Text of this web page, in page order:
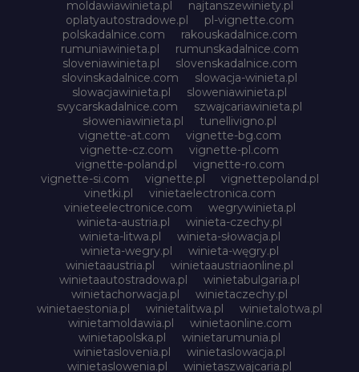
moldawiawinieta.pl
najtanszewiniety.pl
oplatyautostradowe.pl
pl-vignette.com
polskadalnice.com
rakouskadalnice.com
rumuniawinieta.pl
rumunskadalnice.com
sloveniawinieta.pl
slovenskadalnice.com
slovinskadalnice.com
slowacja-winieta.pl
slowacjawinieta.pl
sloweniawinieta.pl
svycarskadalnice.com
szwajcariawinieta.pl
słoweniawinieta.pl
tunellivigno.pl
vignette-at.com
vignette-bg.com
vignette-cz.com
vignette-pl.com
vignette-poland.pl
vignette-ro.com
vignette-si.com
vignette.pl
vignettepoland.pl
vinetki.pl
vinietaelectronica.com
vinieteelectronice.com
wegrywinieta.pl
winieta-austria.pl
winieta-czechy.pl
winieta-litwa.pl
winieta-słowacja.pl
winieta-wegry.pl
winieta-węgry.pl
winietaaustria.pl
winietaaustriaonline.pl
winietaautostradowa.pl
winietabulgaria.pl
winietachorwacja.pl
winietaczechy.pl
winietaestonia.pl
winietalitwa.pl
winietalotwa.pl
winietamoldawia.pl
winietaonline.com
winietapolska.pl
winietarumunia.pl
winietaslovenia.pl
winietaslowacja.pl
winietaslowenia.pl
winietaszwajcaria.pl